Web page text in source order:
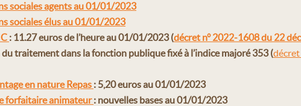
sociales agents au 01/01/2023
sociales élus au 01/01/2023
: 11.27 euros de l’heure au 01/01/2023(décret n° 2022-1608 du 22
traitement dans la fonction publique fixé à l’indice majoré 353(
en nature Repas : 5,20 euros au 01/01/2023
forfaitaire animateur: nouvelles bases au 01/01/2023